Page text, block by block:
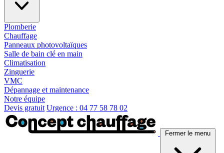
Plomberie
Chauffage
Panneaux photovoltaïques
Salle de bain clé en main
Climatisation
Zinguerie
VMC
Dépannage et maintenance
Notre équipe
Devis gratuit Urgence : 04 77 58 78 02
Fermer le menu